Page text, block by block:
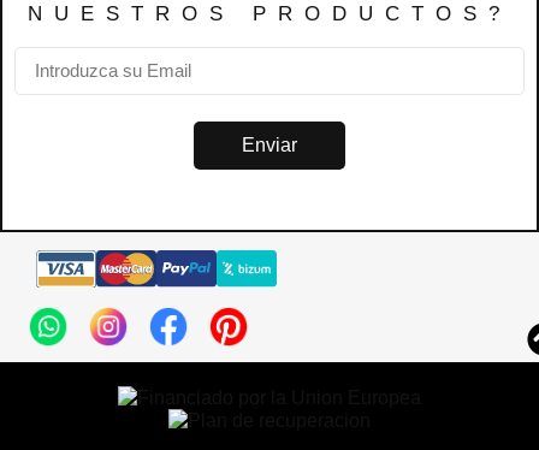
NUESTROS PRODUCTOS?
Enviar